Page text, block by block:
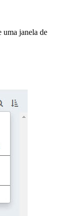
uma janela de